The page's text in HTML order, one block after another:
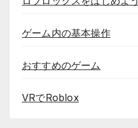
ゲーム内の基本操作
おすすめのゲーム
VRでRoblox